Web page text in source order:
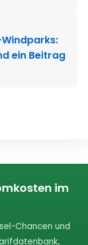
ein Beitrag
im
Chancen und